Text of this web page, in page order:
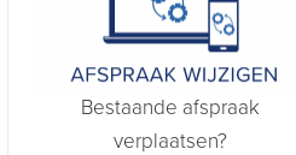
Bestaande afspraak
verplaatsen?